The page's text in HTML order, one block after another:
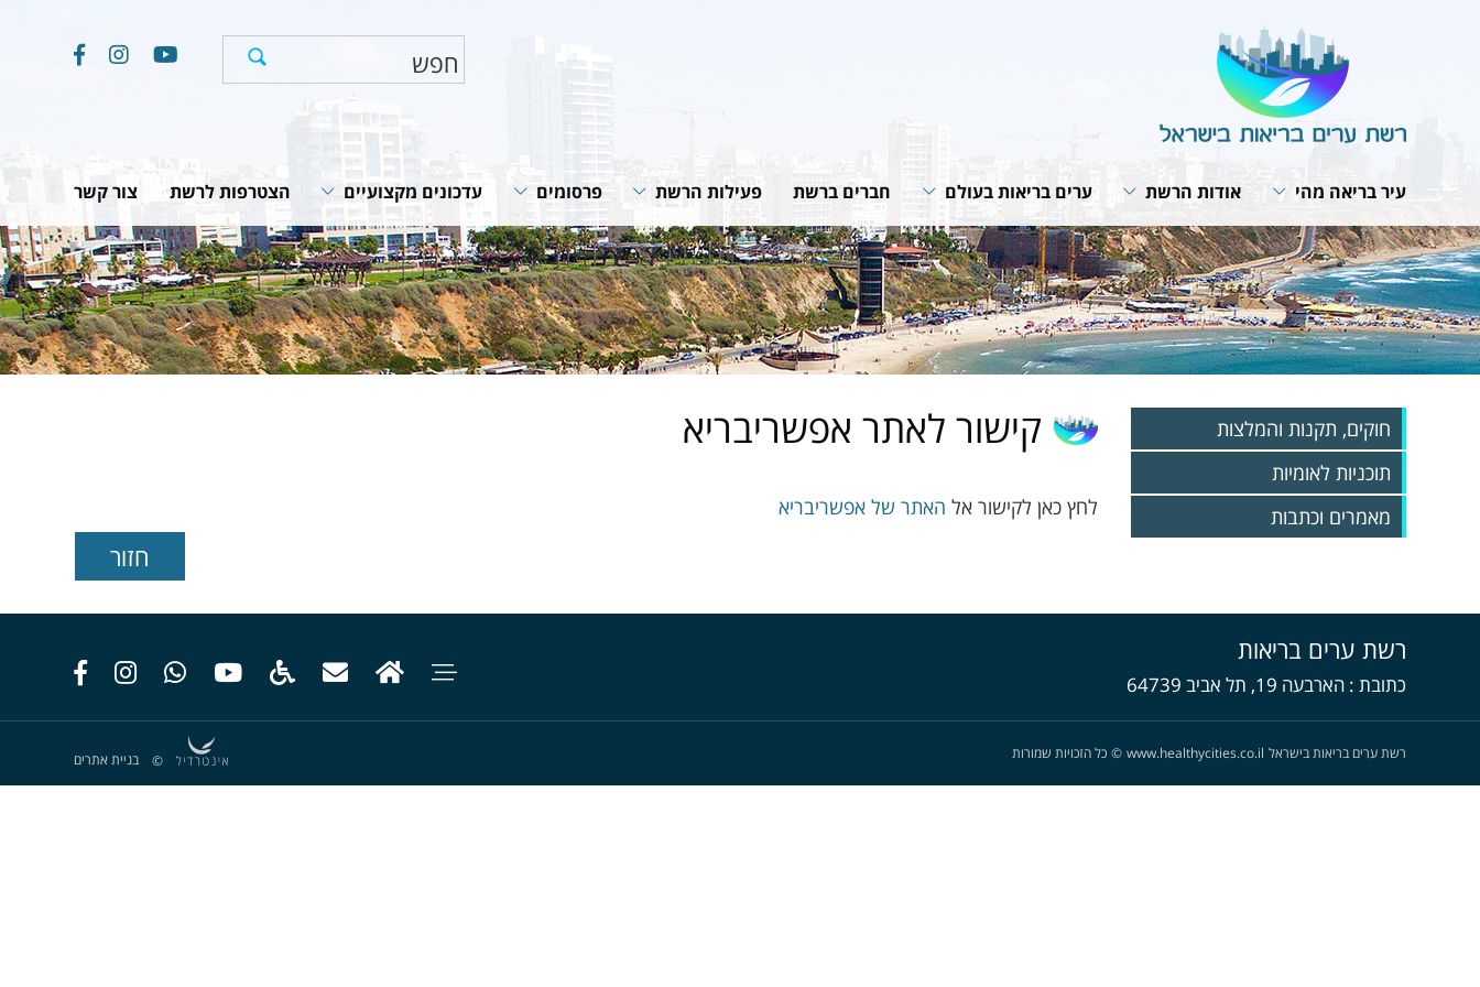
עיר בריאה מהי
תבנית פעולה
תפקיד המתאם
ועדת היגוי לעיר בריאה
פרופיל עירוני
תהליך תכנון עירוני
אודות הרשת
מבנה הרשת
חזון ומטרות
תפקיד הרשת
תקנון הרשת
הערכת הפעילות בערים
אמנת העיר הבריאה
ערים בריאות בעולם
תנאי חברות ברשת
האירופית של רשתות
תוכנית אסטרטגית של
רשת הרשתות
פעילות עולמית
מפגשי עבודה של הרשת
חברים ברשת פעילות הרשת
תוכניות ופעילות הרשת
שיתופי פעולה
פרסומים
חוברות הנחיה
סיכומי פעילות
מאמרים מקצועיים
חדשות רשת
עדכונים מקצועיים
חוקים, תקנות והמלצות
תוכניות לאומיות
מאמרים וכתבות
הצטרפות לרשת צור קשר
חוקים, תקנות והמלצות
תוכניות לאומיות
מאמרים וכתבות
קישור לאתר אפשריבריא
לחץ כאן לקישור אל האתר של אפשריבריא
רשת ערים בריאות
כתובת הארבעה 19, תל אביב 64739
רשת ערים בריאות בישראל www.healthycities.co.il
© כל הזכויות שמורות © בניית אתרים